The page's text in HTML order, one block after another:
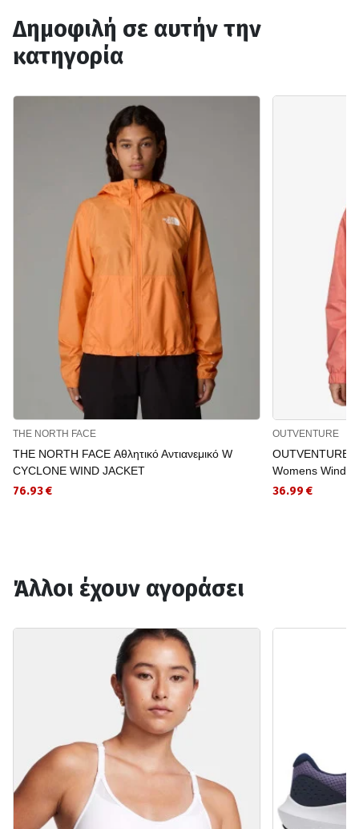
Δημοφιλή σε αυτήν την
κατηγορία
THE NORTH FACE
THE NORTH FACE Αθλητικό Αντιανεμικό W
CYCLONE WIND JACKET
76.93 €
OUTVENTURE
OUTVENTURE
Womens
36.99 €
Άλλοι έχουν αγοράσει